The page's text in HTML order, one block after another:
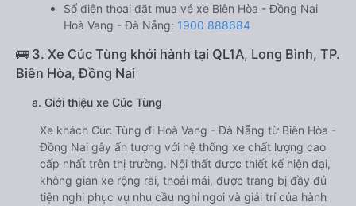
Số điện thoại đặt mua vé xe Biên Hòa - Đồng Nai
Hoà Vang - Đà Nẵng: 1900 888684
🚌 3. Xe Cúc Tùng khởi hành tại QL1A, Long Bình, TP.
Biên Hòa, Đồng Nai
a. Giới thiệu xe Cúc Tùng
Xe khách Cúc Tùng đi Hoà Vang - Đà Nẵng từ Biên Hòa -
Đồng Nai gây ấn tượng với hệ thống xe chất lượng cao
cấp nhất trên thị trường. Nội thất được thiết kế hiện đại,
không gian xe rộng rãi, thoải mái, được trang bị đầy đủ
tiện nghi phục vụ nhu cầu nghỉ ngơi và giải trí của hành